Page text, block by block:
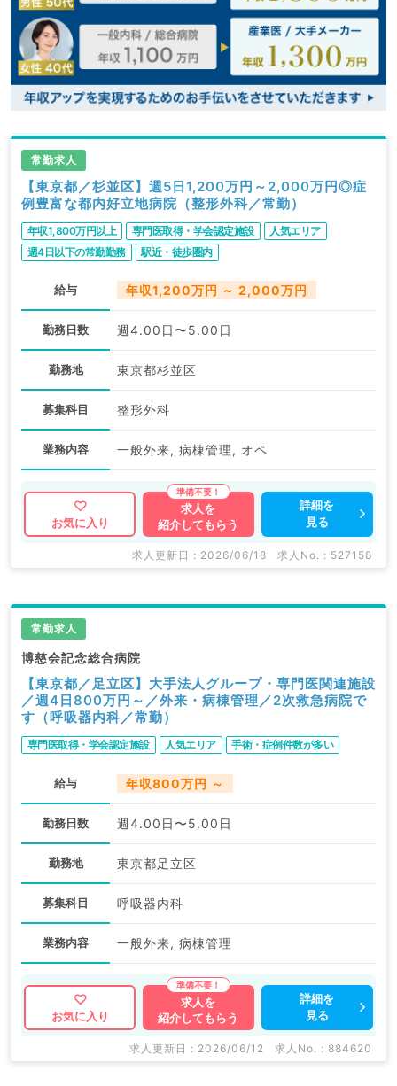
常勤求人
【東京都／杉並区】週5日1,200万円～2,000万円◎症
例豊富な都内好立地病院（整形外科／常勤）
年収1,800万円以上 専門医取得・学会認定施設
人気エリア
週4日以下の常勤勤務
駅近・徒歩圏内
給与 年収1,200万円 ～ 2,000万円
勤務日数 週4.00日〜5.00日
勤務地 東京都杉並区
募集科目 整形外科
業務内容 一般外来, 病棟管理, オペ
お気に入り
求人を
紹介してもらう
詳細を
見る
求人更新日 : 2026/06/18 求人No. : 527158
常勤求人
博慈会記念総合病院
【東京都／足立区】大手法人グループ・専門医関連施設
／週4日800万円～／外来・病棟管理／2次救急病院で
す（呼吸器内科／常勤）
専門医取得・学会認定施設 人気エリア 手術・症例件数が多い
給与 年収800万円 ～
勤務日数 週4.00日〜5.00日
勤務地 東京都足立区
募集科目 呼吸器内科
業務内容 一般外来, 病棟管理
お気に入り
求人を
紹介してもらう
詳細を
見る
求人更新日 : 2026/06/12 求人No. : 884620